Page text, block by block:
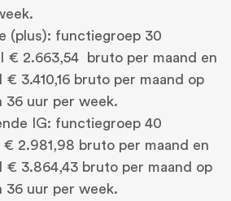
(plus): functiegroep 30
€ 2.663,54 bruto per maand en
€ 3.410,16 bruto per maand op
36 uur per week.
IG: functiegroep 40
€ 2.981,98 bruto per maand en
€ 3.864,43 bruto per maand op
36 uur per week.